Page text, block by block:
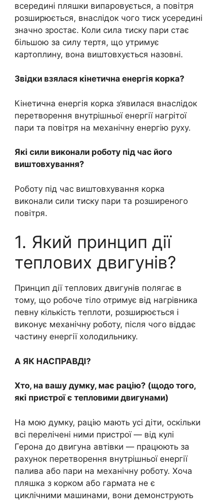
всередині пляшки випаровується, а повітря
розширюється, внаслідок чого тиск усередині
значно зростає. Коли сила тиску пари стає
більшою за силу тертя, що утримує
картоплину, вона виштовхується назовні.
Звідки взялася кінетична енергія корка?
Кінетична енергія корка з’явилася внаслідок
перетворення внутрішньої енергії нагрітої
пари та повітря на механічну енергію руху.
Які сили виконали роботу під час його
виштовхування?
Роботу під час виштовхування корка
виконали сили тиску пари та розширеного
повітря.
1. Який принцип дії
теплових двигунів?
Принцип дії теплових двигунів полягає в
тому, що робоче тіло отримує від нагрівника
певну кількість теплоти, розширюється і
виконує механічну роботу, після чого віддає
частину енергії холодильнику.
А ЯК НАСПРАВДІ?
Хто, на вашу думку, має рацію? (щодо того,
які пристрої є тепловими двигунами)
На мою думку, рацію мають усі діти, оскільки
всі перелічені ними пристрої — від кулі
Герона до двигуна автівки — працюють за
рахунок перетворення внутрішньої енергії
палива або пари на механічну роботу. Хоча
пляшка з корком або гармата не є
циклічними машинами, вони демонструють